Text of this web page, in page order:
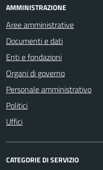
AMMINISTRAZIONE
Aree amministrative
Documenti e dati
Enti e fondazioni
Organi di governo
Personale amministrativo
Politici
Uffici
CATEGORIE DI SERVIZIO